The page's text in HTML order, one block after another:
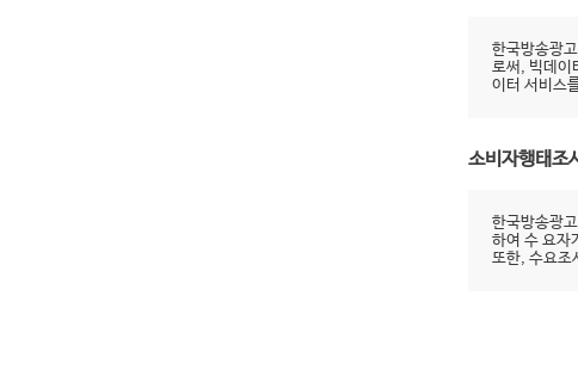
한국방송광
로써, 빅데이
이터 서비스
소비자행태조
한국방송광
하여 수 요자
또한, 수요조